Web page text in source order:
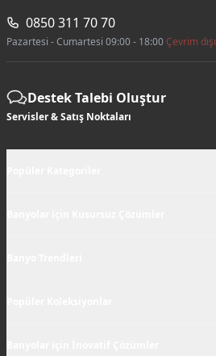
0850 311 70 70
Pazartesi - Cumartesi 09:00 - 18:00Çevrim dışı
Destek Talebi Oluştur
Servisler & Satış Noktaları